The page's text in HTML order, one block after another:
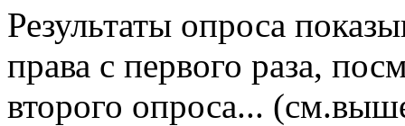
Результаты опроса
права с первого раза,
второго опроса...